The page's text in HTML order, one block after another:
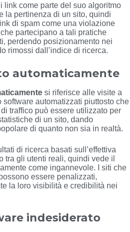
link come parte del suo algoritmo
la pertinenza di un sito, quindi
di spam come una violazione
partecipano a tali pratiche
perdendo posizionamento nei
rimossi dall’indice di ricerca.
automaticamente
si riferisce alle visite a
software automatizzati piuttosto che
traffico può essere utilizzato per
di un sito, dando
di quanto non sia in realtà.
di ricerca basati sull’effettiva
tra gli utenti reali, quindi vede il
come ingannevole. I siti che
essere penalizzati,
la loro visibilità e credibilità nei
indesiderato